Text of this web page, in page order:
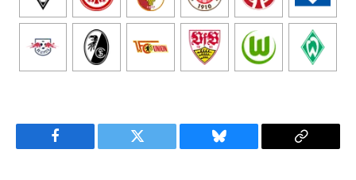
Facebook Twitter Bluesky
Copy